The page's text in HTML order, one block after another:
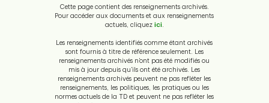
Cette page contient des renseignements archivés.
Pour accéder aux documents et aux renseignements
actuels, cliquez ici
Les renseignements identifiés comme étant archivés
sont fournis à titre de référence seulement. Les
renseignements archivés n’ont pas été modifiés ou
mis à jour depuis qu’ils ont été archivés. Les
renseignements archivés peuvent ne pas refléter les
renseignements, les politiques, les pratiques ou les
normes actuels de la TD et peuvent ne pas refléter les